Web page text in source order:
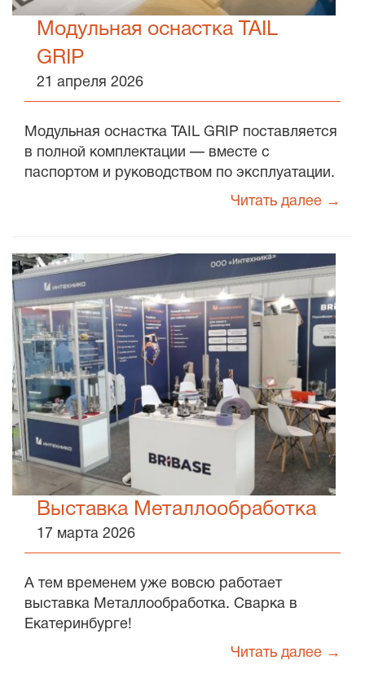
Модульная оснастка TAIL
GRIP
21 апреля 2026
Модульная оснастка TAIL GRIP поставляется
в полной комплектации — вместе с
паспортом и руководством по эксплуатации.
Читать далее →
Выставка Металлообработка
17 марта 2026
А тем временем уже вовсю работает
выставка Металлообработка. Сварка в
Екатеринбурге!
Читать далее →